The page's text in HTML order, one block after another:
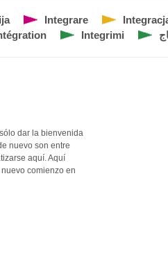
Integrare
Integrimi
dar la bienvenida
nuevo son entre
aquí. Aquí
comienzo en